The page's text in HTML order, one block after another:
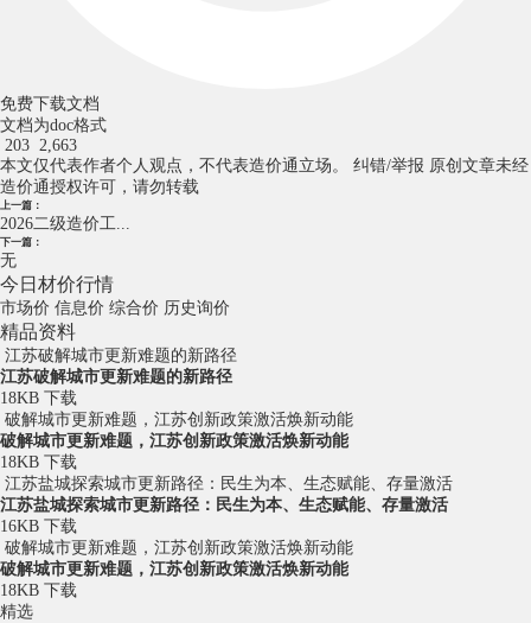
免费下载文档
文档为doc格式
203 2,663
本文仅代表作者个人观点，不代表造价通立场。 纠错/举报 原创文章未经
造价通授权许可，请勿转载
上一篇：
2026二级造价工...
下一篇：
无
今日材价行情
市场价 信息价 综合价 历史询价
精品资料
江苏破解城市更新难题的新路径
江苏破解城市更新难题的新路径
18KB 下载
破解城市更新难题，江苏创新政策激活焕新动能
破解城市更新难题，江苏创新政策激活焕新动能
18KB 下载
江苏盐城探索城市更新路径：民生为本、生态赋能、存量激活
江苏盐城探索城市更新路径：民生为本、生态赋能、存量激活
16KB 下载
破解城市更新难题，江苏创新政策激活焕新动能
破解城市更新难题，江苏创新政策激活焕新动能
18KB 下载
精选